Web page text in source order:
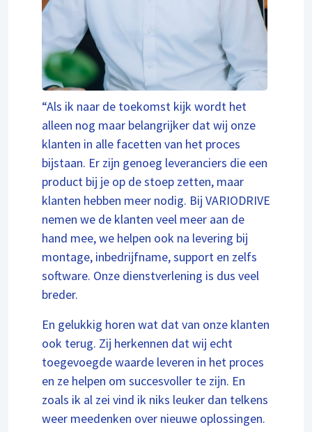
“Als ik naar de toekomst kijk wordt het
alleen nog maar belangrijker dat wij onze
klanten in alle facetten van het proces
bijstaan. Er zijn genoeg leveranciers die een
product bij je op de stoep zetten, maar
klanten hebben meer nodig. Bij VARIODRIVE
nemen we de klanten veel meer aan de
hand mee, we helpen ook na levering bij
montage, inbedrijfname, support en zelfs
software. Onze dienstverlening is dus veel
breder.
En gelukkig horen wat dat van onze klanten
ook terug. Zij herkennen dat wij echt
toegevoegde waarde leveren in het proces
en ze helpen om succesvoller te zijn. En
zoals ik al zei vind ik niks leuker dan telkens
weer meedenken over nieuwe oplossingen.